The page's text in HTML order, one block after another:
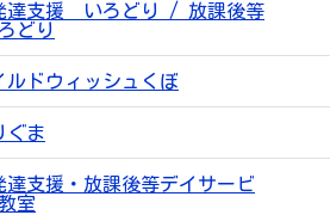
達支援 いろどり / 放課後等
どり
ルドウィッシュくぼ
ぐま
達支援・放課後等デイサービ
室